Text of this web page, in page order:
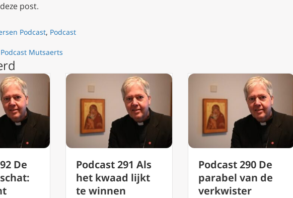
post.
Podcast, Podcast
Mutsaerts
Als
lijkt
Podcast 290 De
parabel van de
verkwister
Podcast 289 Rust
vinden in
thuiskomen